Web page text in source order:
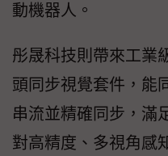
動機器人。
彤晟科技則帶來工業
頭同步視覺套件，能
串流並精確同步，滿
對高精度、多視角感